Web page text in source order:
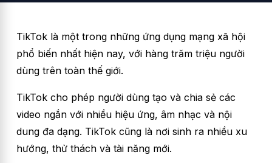
TikTok là một trong những ứng dụng mạng xã hội
phổ biến nhất hiện nay, với hàng trăm triệu người
dùng trên toàn thế giới.
TikTok cho phép người dùng tạo và chia sẻ các
video ngắn với nhiều hiệu ứng, âm nhạc và nội
dung đa dạng. TikTok cũng là nơi sinh ra nhiều xu
hướng, thử thách và tài năng mới.